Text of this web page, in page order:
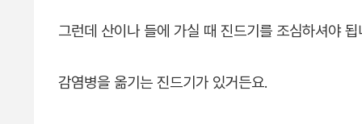
그런데 산이나 들에 가실 때 진드기를 조심하셔야 됩
감염병을 옮기는 진드기가 있거든요.